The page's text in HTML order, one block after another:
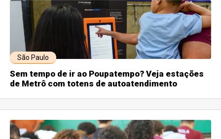
São Paulo
Sem tempo de ir ao Poupatempo? Veja estações
de Metrô com totens de autoatendimento